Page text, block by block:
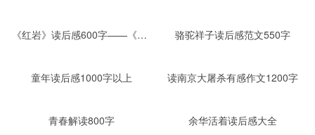
《红岩》读后感600字——《红岩》与重庆 骆驼祥子读后感范文550字
童年读后感1000字以上 读南京大屠杀有感作文1200字
青春解读800字 余华活着读后感大全